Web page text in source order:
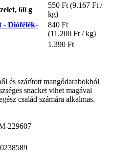
60 g
550 Ft (9.167 Ft /
kg)
- Diófélék-
840 Ft
(11.200 Ft / kg)
1.390 Ft
és szárított mangódarabokból
snacket vihet magával
család számára alkalmas.
229607